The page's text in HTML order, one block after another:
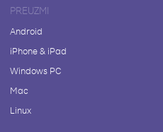
PREUZMI
Android
iPhone & iPad
Windows PC
Mac
Linux